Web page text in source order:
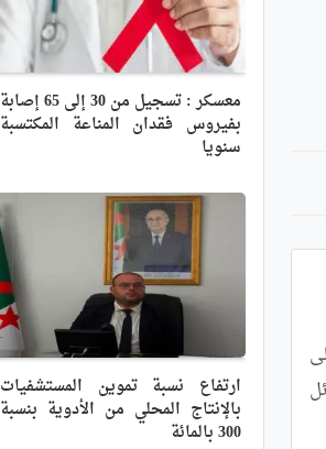
معسكر : تسجيل من 30 إلى 65 إصابة
بفيروس فقدان المناعة المكتسبة
سنويا
ارتفاع نسبة تموين المستشفيات
بالإنتاج المحلي من الأدوية بنسبة
300 بالمائة